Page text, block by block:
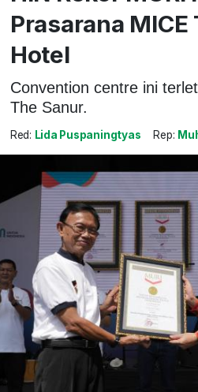
Prasarana
Hotel
Convention centre ini
The Sanur.
Red: Lida Puspaningtyas Rep: